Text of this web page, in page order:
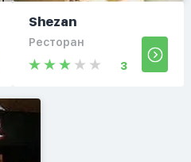
Shezan
Ресторан
3